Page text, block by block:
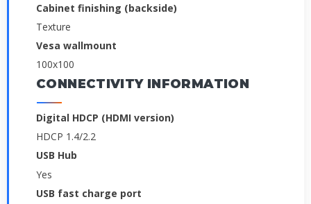
Cabinet finishing (backside)
Texture
Vesa wallmount
100x100
CONNECTIVITY INFORMATION
Digital HDCP (HDMI version)
HDCP 1.4/2.2
USB Hub
Yes
USB fast charge port